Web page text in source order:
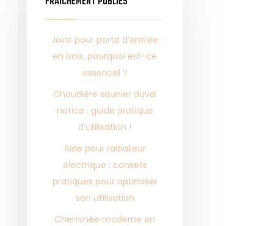
Joint pour porte d’entrée
en bois, pourquoi est-ce
essentiel ?
Chaudière saunier duval
notice : guide pratique
d’utilisation !
Aide pour radiateur
électrique : conseils
pratiques pour optimiser
son utilisation
Cheminée moderne en